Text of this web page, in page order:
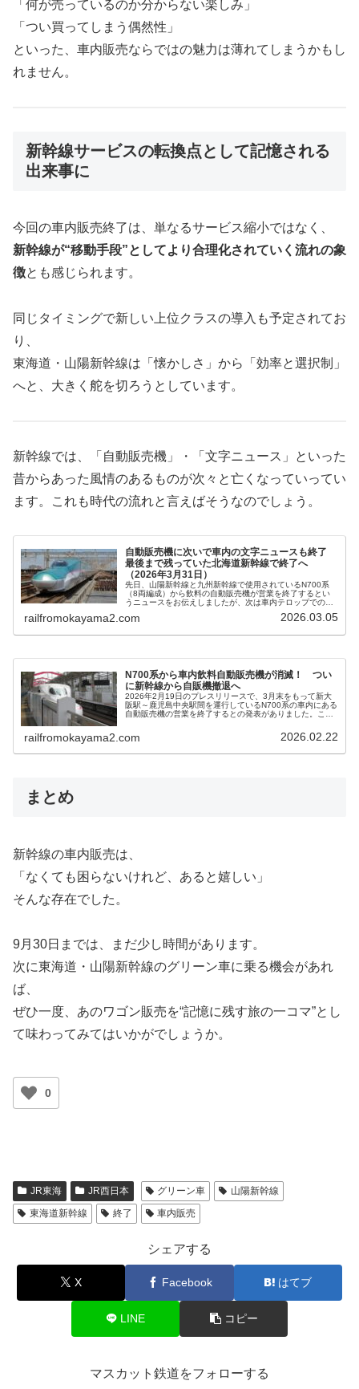
「何が売っているのか分からない楽しみ」
「つい買ってしまう偶然性」
といった、車内販売ならではの魅力は薄れてしまうかもし
れません。
新幹線サービスの転換点として記憶される
出来事に
今回の車内販売終了は、単なるサービス縮小ではなく、
新幹線が“移動手段”としてより合理化されていく流れの象
徴とも感じられます。
同じタイミングで新しい上位クラスの導入も予定されてお
り、
東海道・山陽新幹線は「懐かしさ」から「効率と選択制」
へと、大きく舵を切ろうとしています。
新幹線では、「自動販売機」・「文字ニュース」といった
昔からあった風情のあるものが次々と亡くなっていってい
ます。これも時代の流れと言えばそうなのでしょう。
自動販売機に次いで車内の文字ニュースも終了
最後まで残っていた北海道新幹線で終了へ
（2026年3月31日）
先日、山陽新幹線と九州新幹線で使用されているN700系
（8両編成）から飲料の自動販売機が営業を終了するとい
うニュースをお伝えしましたが、次は車内テロップでの文
ました。こちらも3月31日で終了の模様です。
railfromokayama2.com 2026.03.05
N700系から車内飲料自動販売機が消滅！ つい
に新幹線から自販機撤退へ
2026年2月19日のプレスリリースで、3月末をもって新大
阪駅～鹿児島中央駅間を運行しているN700系の車内にある
自動販売機の営業を終了するとの発表がありました。これ
これからは、事前に購入することが必要になります。
railfromokayama2.com 2026.02.22
まとめ
新幹線の車内販売は、
「なくても困らないけれど、あると嬉しい」
そんな存在でした。
9月30日までは、まだ少し時間があります。
次に東海道・山陽新幹線のグリーン車に乗る機会があれ
ば、
ぜひ一度、あのワゴン販売を“記憶に残す旅の一コマ”とし
て味わってみてはいかがでしょうか。
0
JR東海 JR西日本 グリーン車
山陽新幹線
東海道新幹線
終了 車内販売
シェアする
X Facebook はてブ
LINE コピー
マスカット鉄道をフォローする